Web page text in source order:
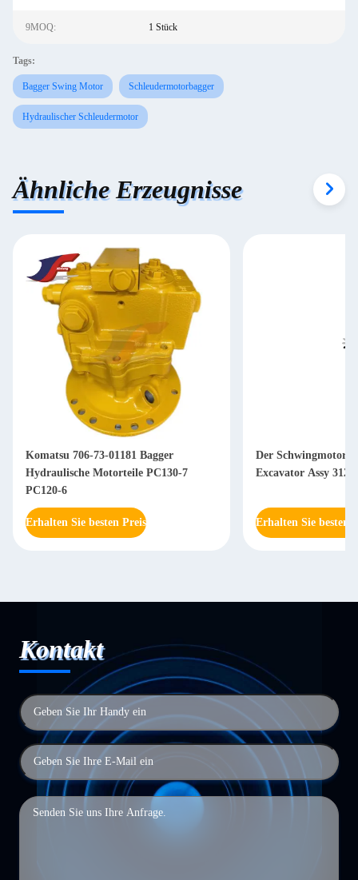
9MOQ: 1 Stück
Tags:
Bagger Swing Motor Schleudermotorbagger
Hydraulischer Schleudermotor
Ähnliche Erzeugnisse
Komatsu 706-73-01181 Bagger
Hydraulische Motorteile PC130-7
PC120-6
Erhalten Sie besten Preis
Der Schwingmotor
Excavator Assy 312-
Erhalten Sie besten
Kontakt